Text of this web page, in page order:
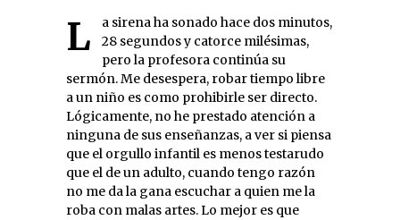
La sirena ha sonado hace dos minutos,
28 segundos y catorce milésimas,
pero la profesora continúa su
sermón. Me desespera, robar tiempo libre
a un niño es como prohibirle ser directo.
Lógicamente, no he prestado atención a
ninguna de sus enseñanzas, a ver si piensa
que el orgullo infantil es menos testarudo
que el de un adulto, cuando tengo razón
no me da la gana escuchar a quien me la
roba con malas artes. Lo mejor es que